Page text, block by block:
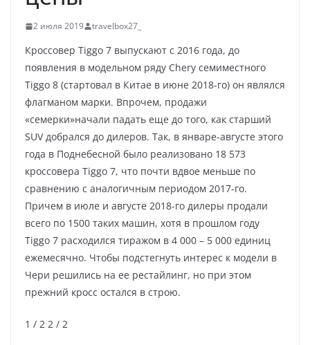
2 июля 2019 travelbox27_
Кроссовер Tiggo 7 выпускают с 2016 года, до
появления в модельном ряду Chery семиместного
Tiggo 8 (стартовал в Китае в июне 2018-го) он являлся
флагманом марки. Впрочем, продажи
«семерки»начали падать еще до того, как старший
SUV добрался до дилеров. Так, в январе-августе этого
года в Поднебесной было реализовано 18 573
кроссовера Tiggo 7, что почти вдвое меньше по
сравнению с аналогичным периодом 2017-го.
Причем в июле и августе 2018-го дилеры продали
всего по 1500 таких машин, хотя в прошлом году
Tiggo 7 расходился тиражом в 4 000 – 5 000 единиц
ежемесячно. Чтобы подстегнуть интерес к модели в
Чери решились на ее рестайлинг, но при этом
прежний кросс остался в строю.
1 / 2 2 / 2